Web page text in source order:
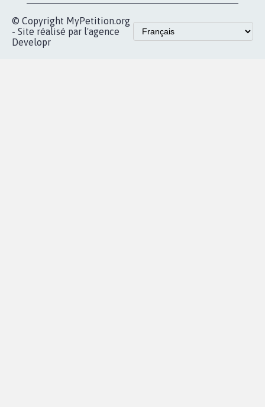
© Copyright MyPetition.org
- Site réalisé par l'agence
Developr